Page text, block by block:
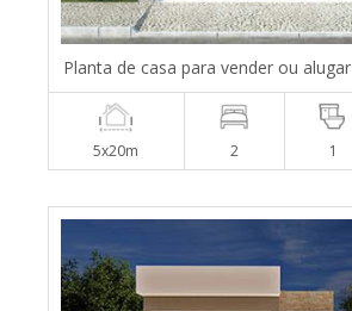
Planta de casa para vender ou alugar
5x20m 2 1